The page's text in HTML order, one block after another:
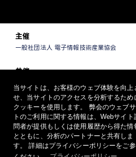
当サイトは、お客様のウェブ体験を向上
せ、当サイトのアクセスを分析するため
クッキーを使用します。 弊会のウェブ
トのご利用に関する情報は、Webサイト
問者が提供もしくは使用履歴から得た情
とともに、分析のパートナーと共有しま
す。 詳細はプライバシーポリシーをご
主催
一般社団法人 電子情報技術産業協会
共催
一般社団法人 情報通信ネットワーク産業協
一般社団法人 ソフトウェア協会
運営
CEATEC 運営事務局
（一般社団法人日本エレクトロニクスショ